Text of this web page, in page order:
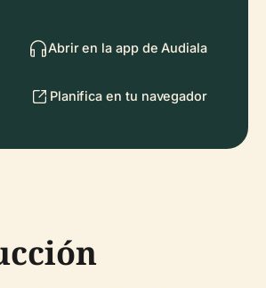
Abrir en la app de Audiala
Planifica en tu navegador